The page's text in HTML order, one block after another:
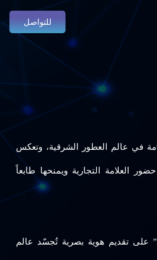
للتواصل
في عالم العطور الشرقية، وتعكس
العلامة التجارية ويمنحها طابعاً
على تقديم هوية بصرية تُجسّد عالم